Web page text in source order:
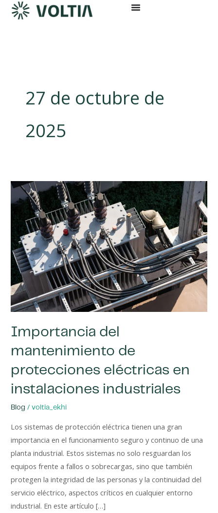
27 de octubre de
2025
Importancia del
mantenimiento de
protecciones eléctricas en
instalaciones industriales
Blog /voltia_ekhi
Los sistemas de protección eléctrica tienen una gran
importancia en el funcionamiento seguro y continuo de una
planta industrial. Estos sistemas no solo resguardan los
equipos frente a fallos o sobrecargas, sino que también
protegen la integridad de las personas y la continuidad del
servicio eléctrico, aspectos críticos en cualquier entorno
industrial. En este artículo […]
Importancia
del
mantenimiento
protecciones
eléctricas
en
instalaciones
industriales